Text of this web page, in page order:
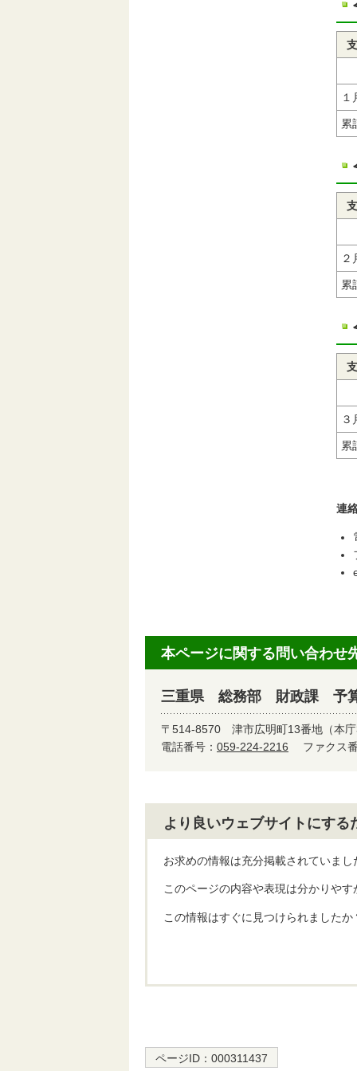
１
累
２
累
３
累
連
本ページに関する問い合わせ
三重県 総務部 財政課 予
〒514-8570 津市広明町13番地（本庁
電話番号： 059-224-2216 ファクス
より良いウェブサイトにす
お求めの情報は充分掲載されていまし
このページの内容や表現は分かりやす
この情報はすぐに見つけられましたか
ページID： 000311437